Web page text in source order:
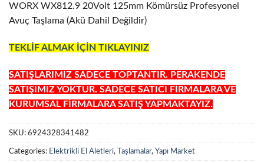
WORX WX812.9 20Volt 125mm Kömürsüz Profesyonel
Avuç Taşlama (Akü Dahil Değildir)
TEKLİF ALMAK İÇİN TIKLAYINIZ
SATIŞLARIMIZ SADECE TOPTANTIR. PERAKENDE
SATIŞIMIZ YOKTUR. SADECE SATICI FİRMALARA VE
KURUMSAL FİRMALARA SATIŞ YAPMAKTAYIZ.
SKU: 6924328341482
Categories: Elektrikli El Aletleri, Taşlamalar, Yapı Market